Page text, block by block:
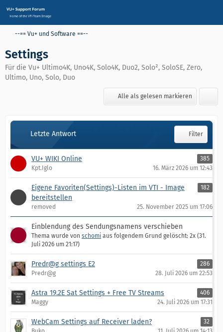
--== Vu+ und Software ==--
Settings
Für die Vu+ Ultimo4K, Uno4K, Solo4K, Duo2, Solo², SoloSE, Zero,
Ultimo, Uno, Solo, Duo
Alle als gelesen markieren
Letzte Antwort Filter
VU+ WIKI Online
385
Kpt.Iglo
16. März 2026 um 12:43
Eigene Favoriten(Settings)-Listen im VTI - Image
bereitstellen
182
removed 25. November 2025 um 17:06
Einblendung des Sendungsnamens verschieben
Thema wurde von schomi aus folgendem Grund gelöscht: 2x (31.
Juli 2026 um 21:17)
Predr@g settings E2
286
Predr@g
28. Juli 2026 um 22:53
Astra 19.2E Sat Settings + Free TV Streams
406
Maggy
24. Juli 2026 um 17:31
WebCam Settings auf Receiver laden?
32